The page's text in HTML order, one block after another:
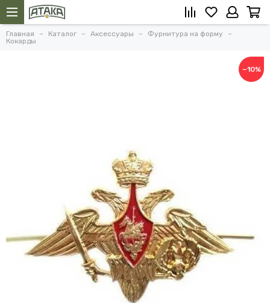
Главная Каталог Аксессуары
Фурнитура на форму
Кокарды
−10%